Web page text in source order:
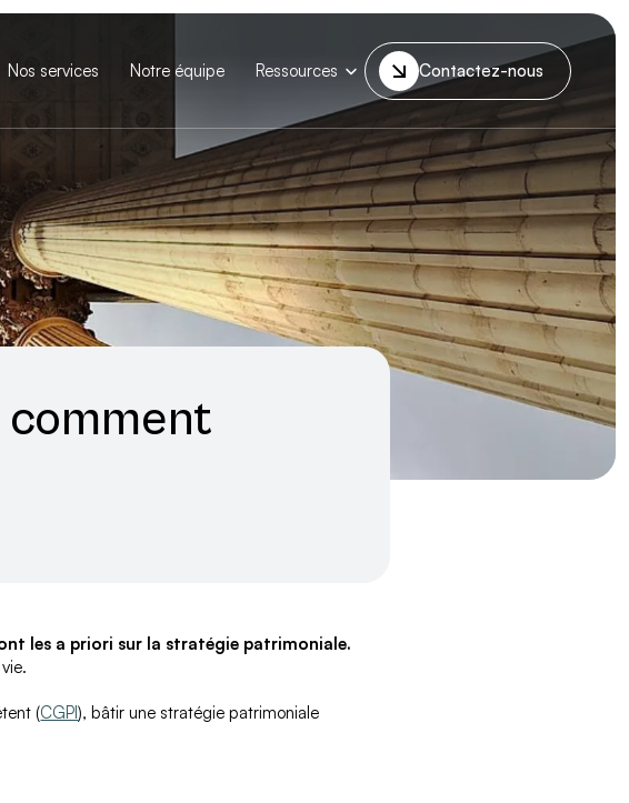
Nos services Notre équipe Ressources Contactez-nous
les a priori sur la stratégie patrimoniale.
(CGPI), bâtir une stratégie patrimoniale